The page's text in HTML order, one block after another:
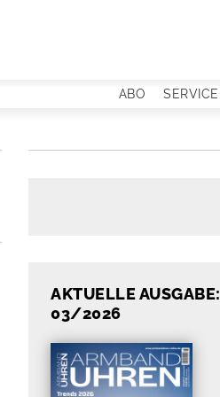
ABO SERVICE
AKTUELLE AUSGABE:
03/2026